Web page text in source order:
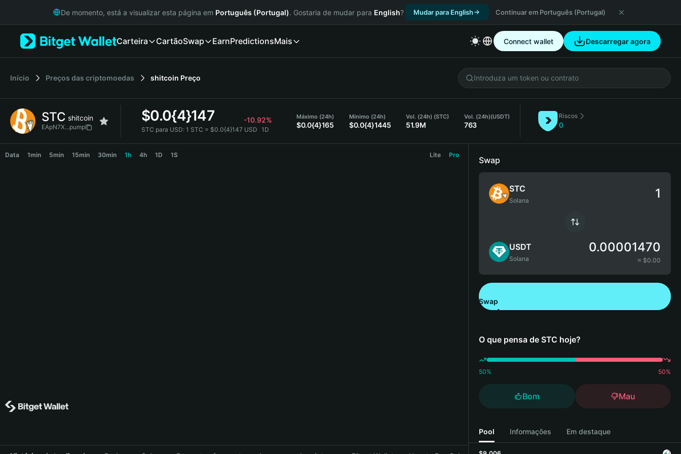
Русский
Italiano
简体中文
繁體中文
Bahasa Indonesia
De momento, está a visualizar esta página em Português (Portugal). Gostaria de mudar para English? Mudar para English Continuar em Português (Portugal)
Carteira CartãoSwap EarnPredictionsMais Connect wallet Descarregar agora
Início Preços das criptomoedas shitcoin Preço
STC shitcoin
EApN7X...pump
$0.0{4}147 -10.92%
STC para USD: 1 STC = $0.0{4}147 USD 1D
Máximo (24h)
$0.0{4}165
Mínimo (24h)
$0.0{4}1445
Vol. (24h) (STC)
51.9M
Vol. (24h)(USDT)
763
Riscos
0
Data 1min 5min 15min 30min 1h 4h 1D 1S Lite Pro
Swap
STC
Solana
USDT
Solana
0.00001470
≈ $0.00
Swap
O que pensa de STC hoje?
50% 50%
Bom Mau
Pool Informações Em destaque